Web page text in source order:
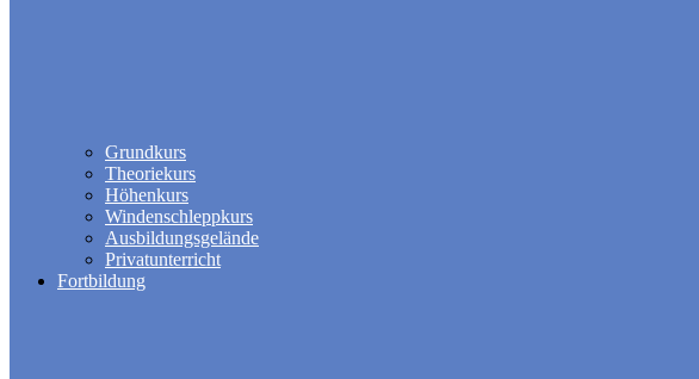
Grundkurs
Theoriekurs
Höhenkurs
Windenschleppkurs
Ausbildungsgelände
Privatunterricht
Fortbildung